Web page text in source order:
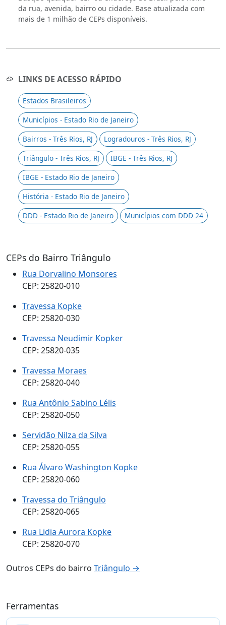
da rua, avenida, bairro ou cidade. Base atualizada com
mais de 1 milhão de CEPs disponíveis.
LINKS DE ACESSO RÁPIDO
Estados Brasileiros
Municípios - Estado Rio de Janeiro
Bairros - Três Rios, RJ
Logradouros - Três Rios, RJ
Triângulo - Três Rios, RJ
IBGE - Três Rios, RJ
IBGE - Estado Rio de Janeiro
História - Estado Rio de Janeiro
DDD - Estado Rio de Janeiro
Municípios com DDD 24
CEPs do Bairro Triângulo
Rua Dorvalino Monsores
CEP: 25820-010
Travessa Kopke
CEP: 25820-030
Travessa Neudimir Kopker
CEP: 25820-035
Travessa Moraes
CEP: 25820-040
Rua Antônio Sabino Lélis
CEP: 25820-050
Servidão Nilza da Silva
CEP: 25820-055
Rua Álvaro Washington Kopke
CEP: 25820-060
Travessa do Triângulo
CEP: 25820-065
Rua Lidia Aurora Kopke
CEP: 25820-070
Outros CEPs do bairro Triângulo →
Ferramentas